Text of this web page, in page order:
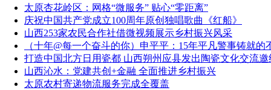
太原杏花岭区：网格“微服务” 贴心“零距离”
庆祝中国共产党成立100周年原创独唱歌曲《红船》
山西253家农民合作社借微视频展示乡村振兴风采
（十年@每一个奋斗的你）申平平：15年平凡警事铸就的
打造中国北方日用瓷都 山西朔州应县发出陶瓷文化交流邀
山西沁水：党建共创+金融 全面推进乡村振兴
太原农村寄递物流服务完成全覆盖